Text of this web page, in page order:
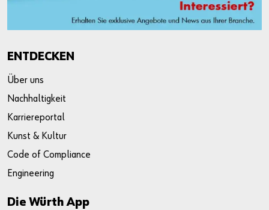
Notfallsituationen. Dazu
sind die Arbeitgeber:innen
verpflichtet, die
ENTDECKEN
Über uns
Nachhaltigkeit
Karriereportal
Kunst & Kultur
Code of Compliance
Engineering
Die Würth App